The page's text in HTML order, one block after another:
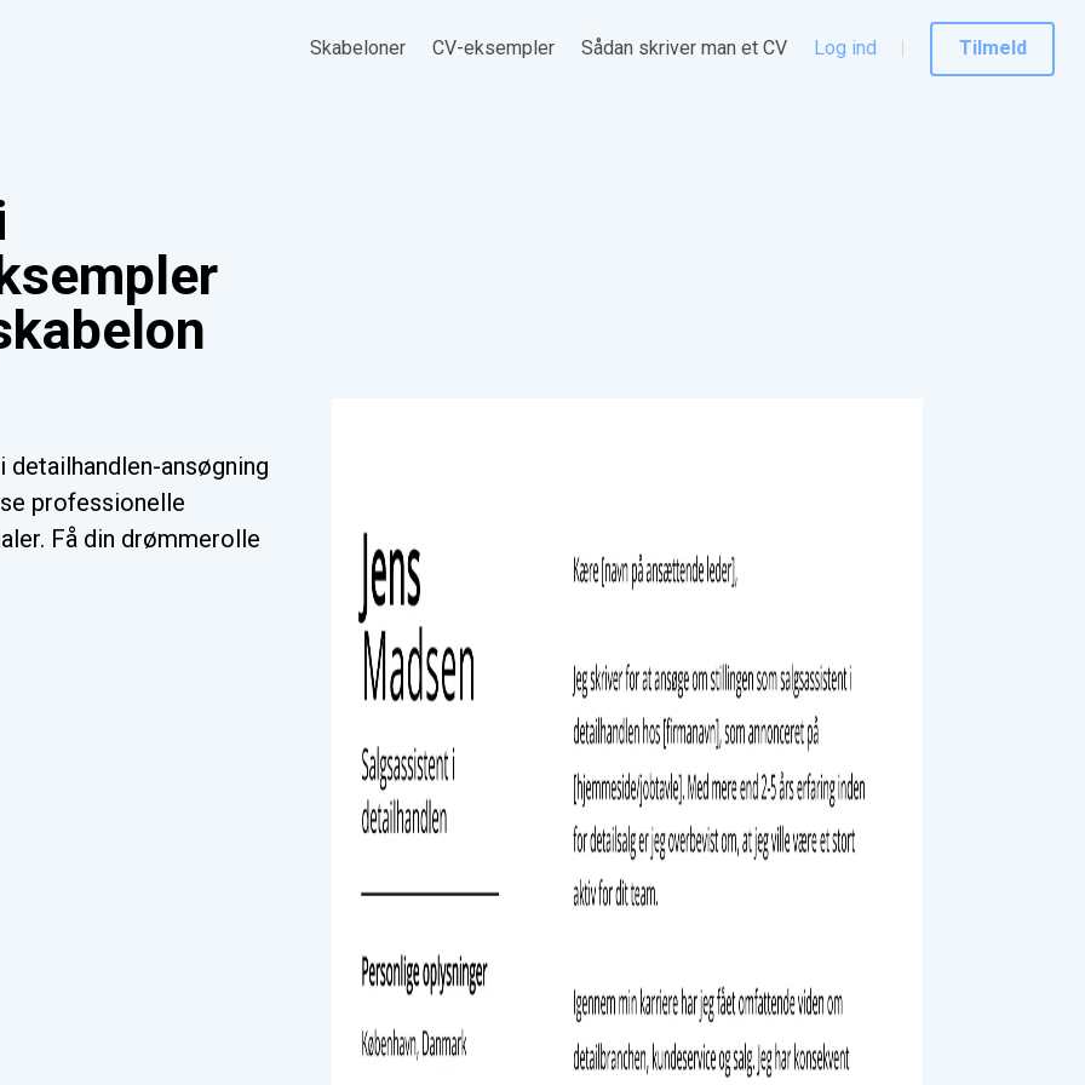
Skabeloner CV-eksempler Sådan skriver man et CV Log ind Tilmeld
detailhandlen-ansøgning
professionelle
Få din drømmerolle